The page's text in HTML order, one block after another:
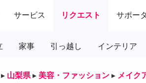
サービス リクエスト サポー
家事 引っ越し インテリア
▸ 山梨県 ▸ 美容・ファッション ▸ メイク